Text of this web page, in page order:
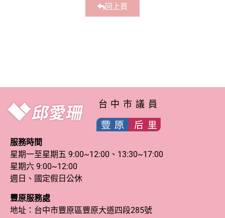
回上頁
台中市議員
服務時間
星期一至星期五 9:00~12:00、13:30~17:00
星期六 9:00~12:00
週日、國定假日公休
豐原服務處
地址：台中市豐原區豐原大道四段285號